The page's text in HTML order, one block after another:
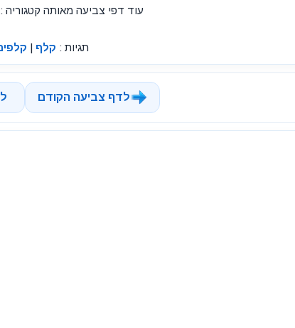
עוד דפי צביעה מאותה קטגוריה :
תגיות : קלף |
לדף צביעה הקודם